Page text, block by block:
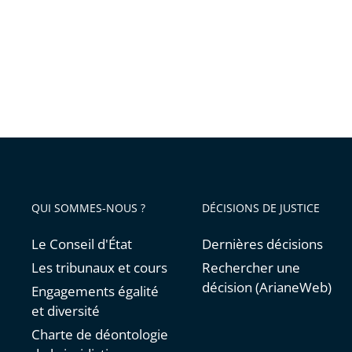
QUI SOMMES-NOUS ?
Le Conseil d'État
Les tribunaux et cours
Engagements égalité
et diversité
Charte de déontologie
DÉCISIONS DE JUSTICE
Dernières décisions
Rechercher une
décision (ArianeWeb)